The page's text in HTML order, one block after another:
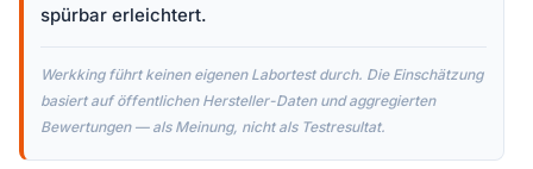
spürbar erleichtert.
Werkking führt keinen eigenen Labortest durch. Die Einschätzung
basiert auf öffentlichen Hersteller-Daten und aggregierten
Bewertungen — als Meinung, nicht als Testresultat.